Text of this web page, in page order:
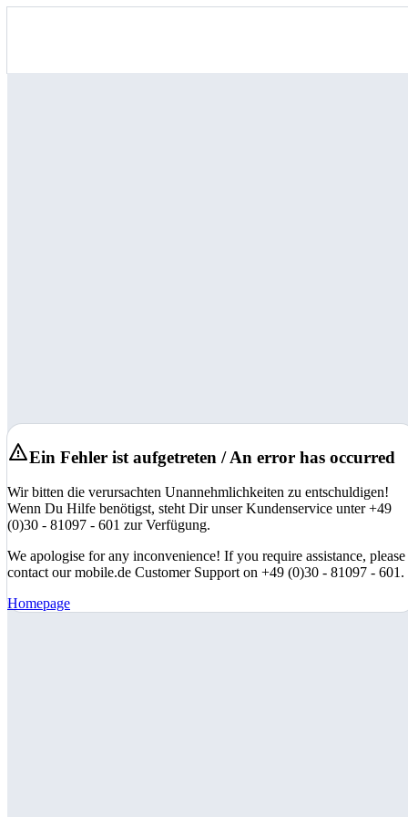
Ein Fehler ist aufgetreten / An error has occurred
Wir bitten die verursachten Unannehmlichkeiten zu entschuldigen!
Wenn Du Hilfe benötigst, steht Dir unser Kundenservice unter +49
(0)30 - 81097 - 601 zur Verfügung.
We apologise for any inconvenience! If you require assistance, please
contact our mobile.de Customer Support on +49 (0)30 - 81097 - 601.
Homepage